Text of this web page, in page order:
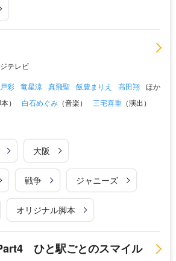
テレビ
彩 竜星涼 真飛聖 飯豊まりえ 高田翔 ほか
） 白石めぐみ （音楽） 三宅喜重 （演出）
大阪
戦争 ジャニーズ
オリジナル脚本
ひと駅ごとのスマイル